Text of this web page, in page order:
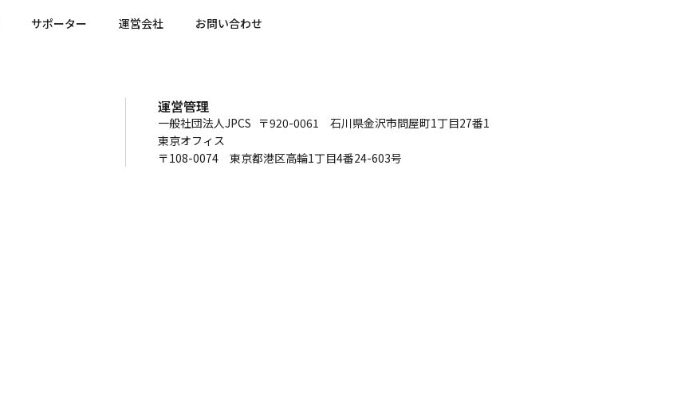
サポーター 運営会社 お問い合わせ
運営管理
一般社団法人JPCS 〒920-0061 石川県金沢市問屋町1丁目27番1
東京オフィス
〒108-0074 東京都港区高輪1丁目4番24-603号